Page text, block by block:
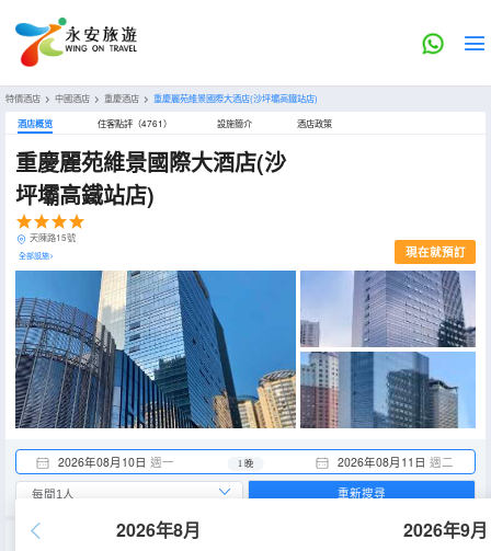
特價酒店 > 中國酒店 > 重慶酒店 > 重慶麗苑維景國際大酒店(沙坪壩高鐵站店)
酒店概览 住客點評（4761） 設施簡介 酒店政策
重慶麗苑維景國際大酒店(沙
坪壩高鐵站店)
天陳路15號
全部設施> 現在就預訂
2026年08月10日 週一 2026年08月11日 週二
1 晚
2026年8月 2026年9月
重新搜尋